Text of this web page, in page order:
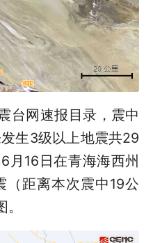
台网速报目录，震中
生3级以上地震共29
月16日在青海海西州
（距离本次震中19公